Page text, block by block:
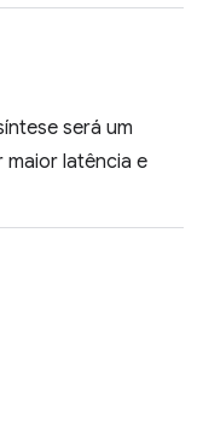
será um
latência e